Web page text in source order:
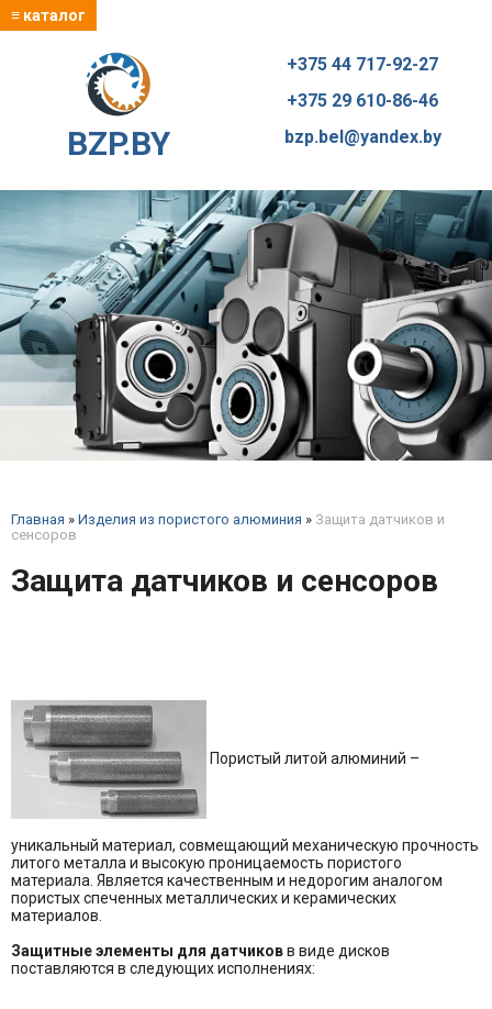
≡ каталог
BZP.BY
+375 44 717-92-27
+375 29 610-86-46
bzp.bel@yandex.by
Главная » Изделия из пористого алюминия » Защита датчиков и
сенсоров
Защита датчиков и сенсоров
Пористый литой алюминий –
уникальный материал, совмещающий механическую прочность
литого металла и высокую проницаемость пористого
материала. Является качественным и недорогим аналогом
пористых спеченных металлических и керамических
материалов.
Защитные элементы для датчиковв виде дисков
поставляются в следующих исполнениях: